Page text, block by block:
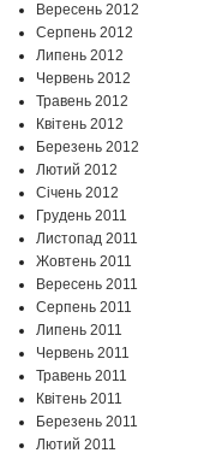
Вересень 2012
Серпень 2012
Липень 2012
Червень 2012
Травень 2012
Квітень 2012
Березень 2012
Лютий 2012
Січень 2012
Грудень 2011
Листопад 2011
Жовтень 2011
Вересень 2011
Серпень 2011
Липень 2011
Червень 2011
Травень 2011
Квітень 2011
Березень 2011
Лютий 2011